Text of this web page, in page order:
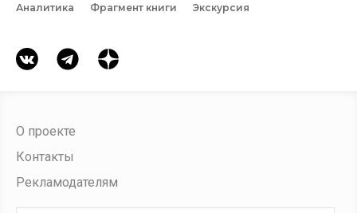
Аналитика
Фрагмент книги Экскурсия
О проекте
Контакты
Рекламодателям